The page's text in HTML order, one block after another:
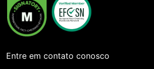
Entre em contato conosco